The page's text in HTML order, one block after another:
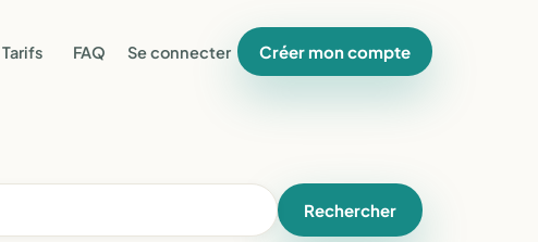
Tarifs FAQ Se connecter Créer mon compte
Rechercher